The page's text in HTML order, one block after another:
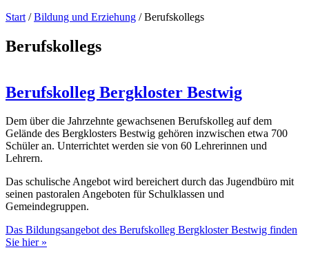
Start / Bildung und Erziehung /Berufskollegs
Berufskollegs
Berufskolleg Bergkloster Bestwig
Dem über die Jahrzehnte gewachsenen Berufskolleg auf dem
Gelände des Bergklosters Bestwig gehören inzwischen etwa 700
Schüler an. Unterrichtet werden sie von 60 Lehrerinnen und
Lehrern.
Das schulische Angebot wird bereichert durch das Jugendbüro mit
seinen pastoralen Angeboten für Schulklassen und
Gemeindegruppen.
Das Bildungsangebot des Berufskolleg Bergkloster Bestwig finden
Sie hier »